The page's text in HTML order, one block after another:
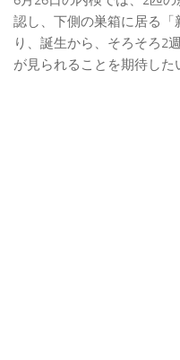
認し、下側の巣箱に居る
り、誕生から、そろそろ2
が見られることを期待した